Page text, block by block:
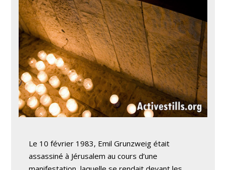
Le 10 février 1983, Emil Grunzweig était
assassiné à Jérusalem au cours d’une